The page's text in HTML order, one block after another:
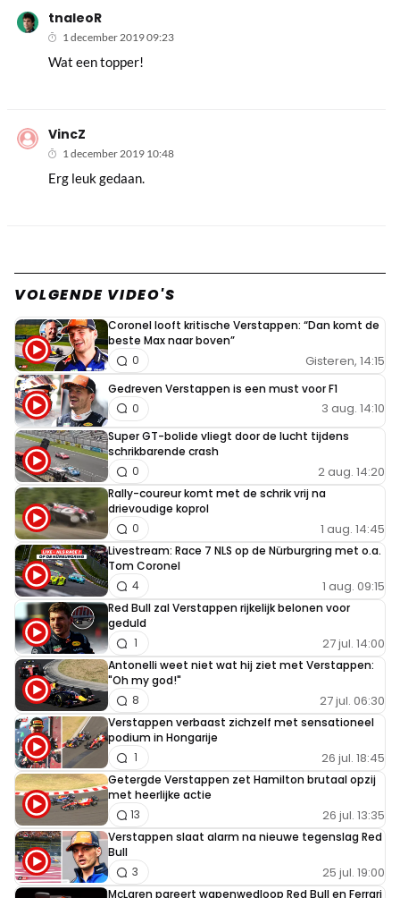
tnaleoR
1 december 2019 09:23
Wat een topper!
VincZ
1 december 2019 10:48
Erg leuk gedaan.
VOLGENDE VIDEO'S
Coronel looft kritische Verstappen: “Dan komt de
beste Max naar boven”
Gisteren, 14:15
0
Gedreven Verstappen is een must voor F1
3 aug. 14:10
0
Super GT-bolide vliegt door de lucht tijdens
schrikbarende crash
2 aug. 14:20
0
Rally-coureur komt met de schrik vrij na
drievoudige koprol
1 aug. 14:45
0
Livestream: Race 7 NLS op de Nürburgring met o.a.
Tom Coronel
1 aug. 09:15
4
Red Bull zal Verstappen rijkelijk belonen voor
geduld
27 jul. 14:00
1
Antonelli weet niet wat hij ziet met Verstappen:
"Oh my god!"
27 jul. 06:30
8
Verstappen verbaast zichzelf met sensationeel
podium in Hongarije
26 jul. 18:45
1
Getergde Verstappen zet Hamilton brutaal opzij
met heerlijke actie
26 jul. 13:35
13
Verstappen slaat alarm na nieuwe tegenslag Red
Bull
25 jul. 19:00
3
McLaren pareert wapenwedloop Red Bull en Ferrari